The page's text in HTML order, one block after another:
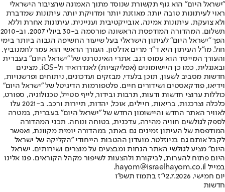
"ישראל היום" הוא גוף תקשורת שנוסד מתוך האמונה שהציבור הישראלי
ראוי לעיתונות טובה יותר, מאוזנת יותר ומדויקת יותר. עיתונות שמדברת
ולא צועקת. עיתונות אמינה, אובייקטיבית ועניינית. עיתונות אחרת וללא
תשלום. המהדורה המודפסת הראשונה פורסמה ב-30 ביולי 2007, וב-2010
הפך "ישראל היום" לעיתון הישראלי בעל שיעור החשיפה הגבוה ביותר בימי
חול. מו"ל העיתון היא ד"ר מרים אדלסון. העורך הראשי הוא עמר לחמנוביץ,
והעורך המייסד הוא עמוס רגב. אתרי האינטרנט של "ישראל היום" בעברית
ובאנגלית, כמו כן היישומונים (אפליקציות) לאנדרואיד ול-iOS, מציגים
חדשות מסביב לשעון, תוכן בלעדי, מבזקים ועדכונים, ניתוחים ופרשנויות,
וידיאו, פודקאסטים ושידורים חיים. פלטפורמות הדיגיטל של "ישראל היום"
כוללות ערוצי חדשות ודעות, תרבות ובידור, לייף סטייל, טכנולוגיה, ספורט,
כלכלה וצרכנות, בריאות, חיילים, אוכל, יהדות, תיירות ורכב. ב-2021 עלו
לאוויר האתר החדש והיישומון החדש של "ישראל היום" בעברית, במטרה
לספק לגולשים חוויה מהירה, עדכנית, בטוחה ונוחה. תכני המהדורה
המודפסת של העיתון זמינים גם באתר, במהדורה יומית מקוונת, ואפשר
לקבל אותם גם בניוזלטר. מועדון ההטבות הייחודי "הקליקה של ישראל
היום" מציע לגולשי האתר הנחות ומבצעים על מוצרים ושירותים. ישראל
היום פתוח להערות, לביקורת ולהצעות לשיפור מקהל הקוראים. פנו אלינו
במייל hayom@israelhayom.co.il.
יום חמישי, 2.7.2026
י"ז בתמוז תשפ"ו
חדשות